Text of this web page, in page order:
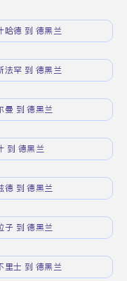
哈德 到 德黑兰
法罕 到 德黑兰
曼 到 德黑兰
到 德黑兰
德 到 德黑兰
子 到 德黑兰
里士 到 德黑兰